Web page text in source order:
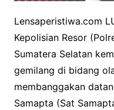
Lensaperistiwa.com
Kepolisian Resor
Sumatera Selatan
gemilang di bidang
membanggakan
Samapta (Sat